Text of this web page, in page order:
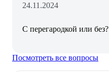
24.11.2024
С перегародкой или без?
Посмотреть все вопросы